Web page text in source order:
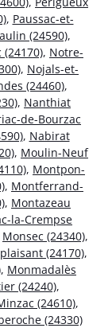
, Paussac-et-
(24590),
(24170), Notre-
, Nojals-et-
(24460),
, Nanthiat
de-Bourzac
, Nabirat
, Moulin-Neuf
, Montpon-
, Montferrand-
, Montazeau
la-Crempse
Monsec (24340),
(24170),
, Monmadalès
(24240),
(24610),
(24330)